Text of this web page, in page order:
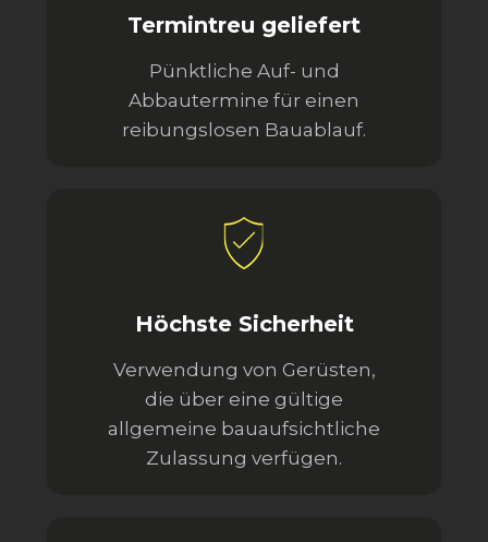
Termintreu geliefert
Pünktliche Auf- und
Abbautermine für einen
reibungslosen Bauablauf.
Höchste Sicherheit
Verwendung von Gerüsten,
die über eine gültige
allgemeine bauaufsichtliche
Zulassung verfügen.